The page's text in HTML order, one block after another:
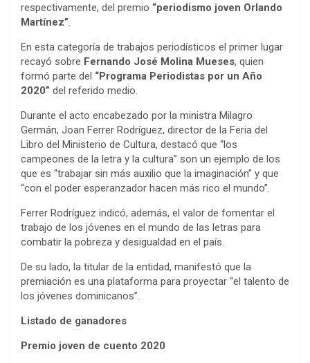
respectivamente, del premio “periodismo joven Orlando
Martínez”
En esta categoría de trabajos periodísticos el primer lugar
recayó sobre Fernando José Molina Mueses, quien
formó parte del “Programa Periodistas por un Año
2020” del referido medio.
Durante el acto encabezado por la ministra Milagro
Germán, Joan Ferrer Rodríguez, director de la Feria del
Libro del Ministerio de Cultura, destacó que “los
campeones de la letra y la cultura” son un ejemplo de los
que es “trabajar sin más auxilio que la imaginación” y que
“con el poder esperanzador hacen más rico el mundo”.
Ferrer Rodríguez indicó, además, el valor de fomentar el
trabajo de los jóvenes en el mundo de las letras para
combatir la pobreza y desigualdad en el país.
De su lado, la titular de la entidad, manifestó que la
premiación es una plataforma para proyectar “el talento de
los jóvenes dominicanos”.
Listado de ganadores
Premio joven de cuento 2020